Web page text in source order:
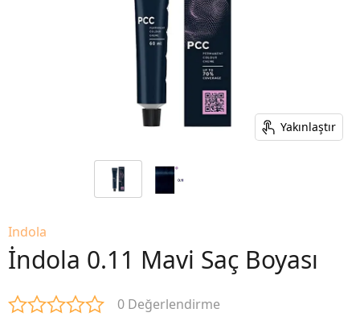
Yakınlaştır
Indola
İndola 0.11 Mavi Saç Boyası
0 Değerlendirme